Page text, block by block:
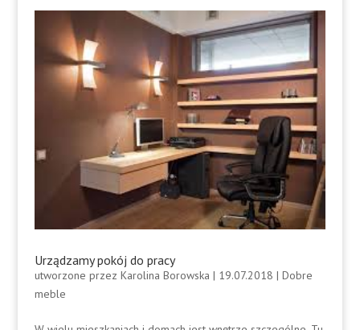
Urządzamy pokój do pracy
utworzone przez Karolina Borowska | 19.07.2018 | Dobre
meble